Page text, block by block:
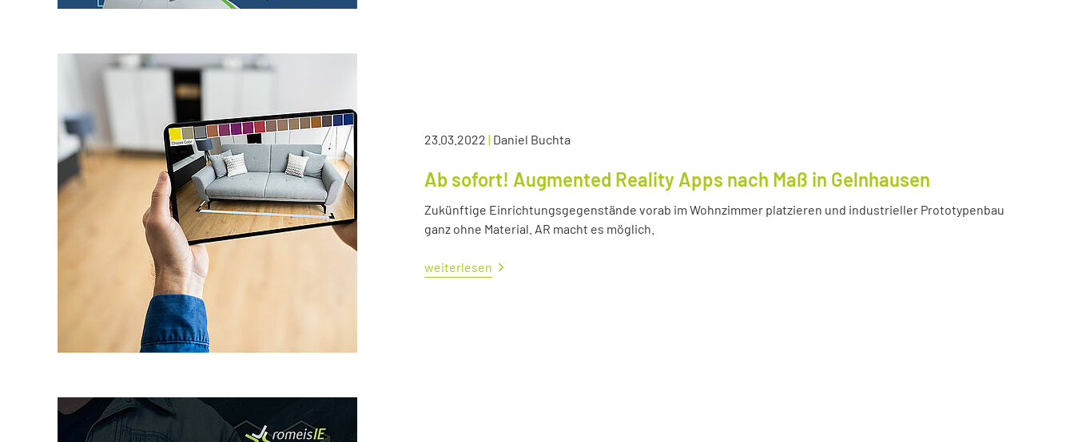
23.03.2022 | Daniel Buchta
Ab sofort! Augmented Reality Apps nach Maß in Gelnhausen
Zukünftige Einrichtungsgegenstände vorab im Wohnzimmer platzieren und industrieller Prototypenbau
ganz ohne Material. AR macht es möglich.
weiterlesen